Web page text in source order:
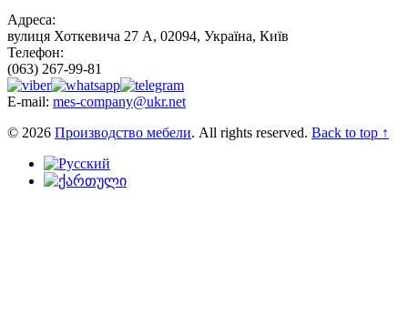
Адреса:
вулиця Хоткевича 27 А, 02094, Україна, Київ
Телефон:
(063) 267-99-81
E-mail: mes-company@ukr.net
© 2026 Производство мебели. All rights reserved. Back to top ↑